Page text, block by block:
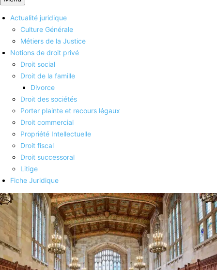
Savoirs juridiques
Actualité juridique
Culture Générale
Métiers de la Justice
Notions de droit privé
Droit social
Droit de la famille
Divorce
Droit des sociétés
Porter plainte et recours légaux
Droit commercial
Propriété Intellectuelle
Droit fiscal
Droit successoral
Litige
Fiche Juridique